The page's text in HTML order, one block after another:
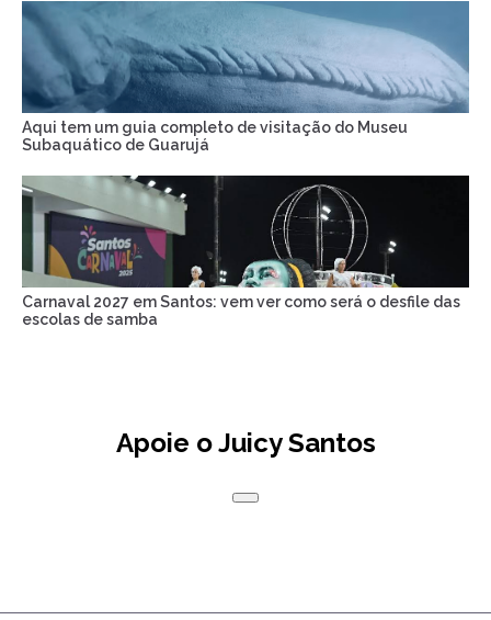
Aqui tem um guia completo de visitação do Museu
Subaquático de Guarujá
Carnaval 2027 em Santos: vem ver como será o desfile das
escolas de samba
Apoie o Juicy Santos